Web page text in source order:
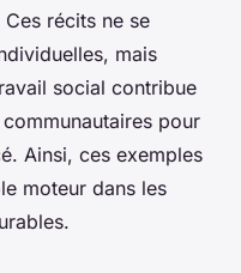
récits ne se
mais
social contribue
pour
Ainsi, ces exemples
moteur dans les